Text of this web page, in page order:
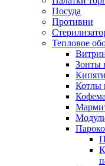
Посуда
Противни
Тепловое
Зонты
Котлы